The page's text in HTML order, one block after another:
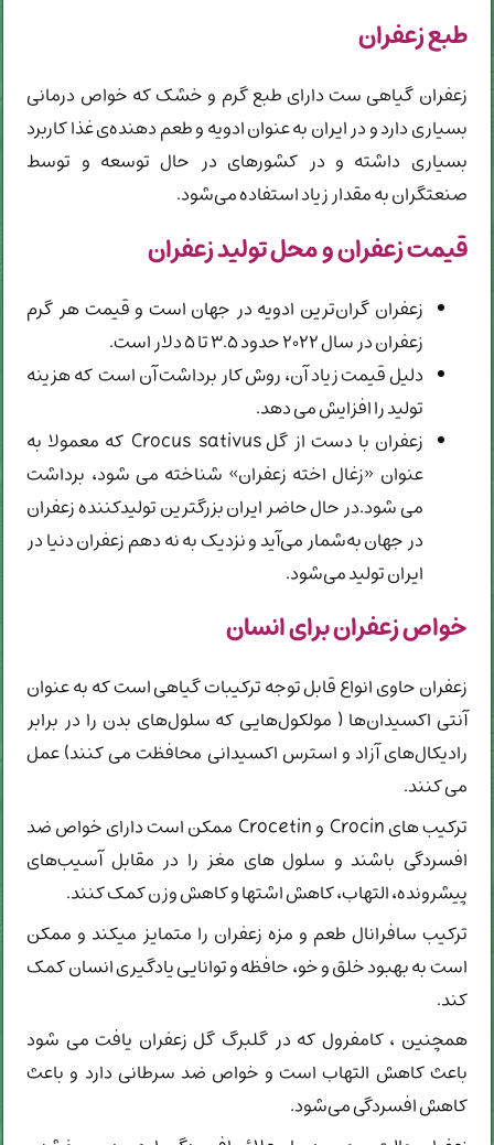
طبع زعفران
زعفران گیاهی ست دارای طبع گرم و خشک که خواص درمانی
بسیاری دارد و در ایران به عنوان ادویه و طعم دهنده‌ی غذا کاربرد
بسیاری داشته و در کشورهای در حال توسعه و توسط
صنعتگران به مقدار زیاد استفاده می‌شود.
قیمت زعفران و محل تولید زعفران
زعفران گران‌ترین ادویه در جهان است و قیمت هر گرم
زعفران در سال ۲۰۲۲ حدود ۳.۵ تا ۵ دلار است.
دلیل قیمت زیاد آن، روش کار برداشت آن است که هزینه
تولید را افزایش می دهد.
زعفران با دست از گل Crocus sativus که معمولا به
عنوان «زغال اخته زعفران» شناخته می شود، برداشت
می شود.در حال حاضر ایران بزرگترین تولیدکننده زعفران
در جهان به‌شمار می‌آید و نزدیک به نه دهم زعفران دنیا در
ایران تولید می‌شود.
خواص زعفران برای انسان
زعفران حاوی انواع قابل توجه ترکیبات گیاهی است که به عنوان
آنتی اکسیدان‌ها ( مولکول‌هایی که سلول‌های بدن را در برابر
رادیکال‌های آزاد و استرس اکسیدانی محافظت می کنند) عمل
می کنند.
ترکیب های Crocin و Crocetin ممکن است دارای خواص ضد
افسردگی باشند و سلول های مغز را در مقابل آسیب‌های
پیشرونده، التهاب، کاهش اشتها و کاهش وزن کمک کنند.
ترکیب سافرانال طعم و مزه زعفران را متمایز میکند و ممکن
است به بهبود خلق و خو، حافظه و توانایی یادگیری انسان کمک
کند.
همچنین ، کامفرول که در گلبرگ گل زعفران یافت می شود
باعث کاهش التهاب است و خواص ضد سرطانی دارد و باعث
کاهش افسردگی می‌شود.